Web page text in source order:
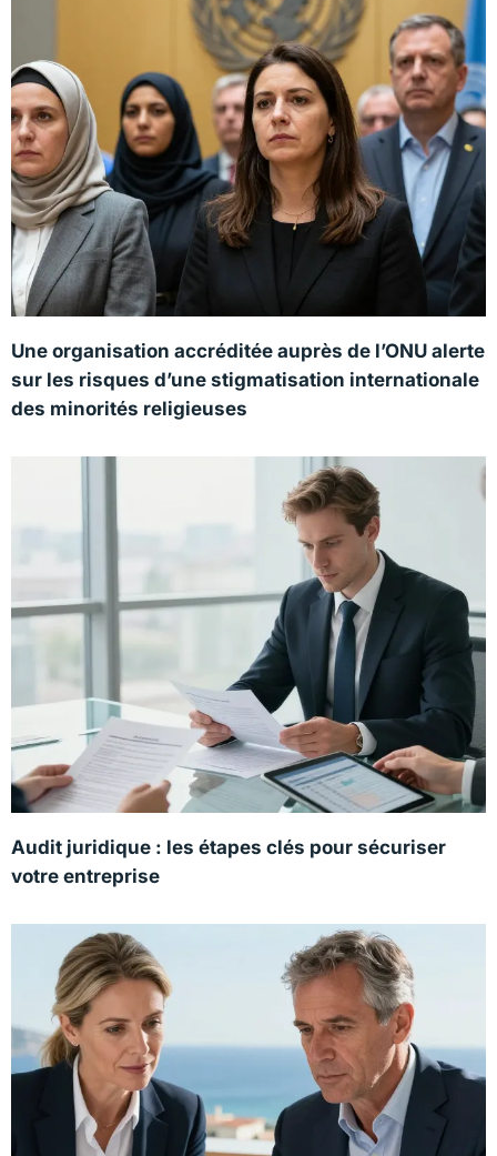
Une organisation accréditée auprès de l’ONU alerte
sur les risques d’une stigmatisation internationale
des minorités religieuses
Audit juridique : les étapes clés pour sécuriser
votre entreprise